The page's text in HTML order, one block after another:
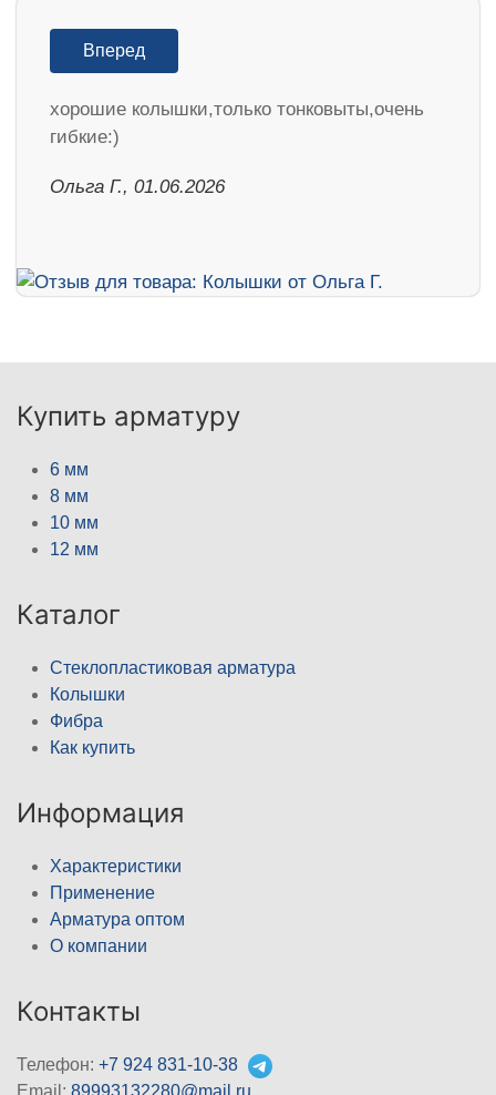
Вперед
хорошие колышки,только тонковыты,очень
гибкие:)
Ольга Г., 01.06.2026
Купить арматуру
6 мм
8 мм
10 мм
12 мм
Каталог
Стеклопластиковая арматура
Колышки
Фибра
Как купить
Информация
Характеристики
Применение
Арматура оптом
О компании
Контакты
Телефон: +7 924 831-10-38
Email: 89993132280@mail.ru